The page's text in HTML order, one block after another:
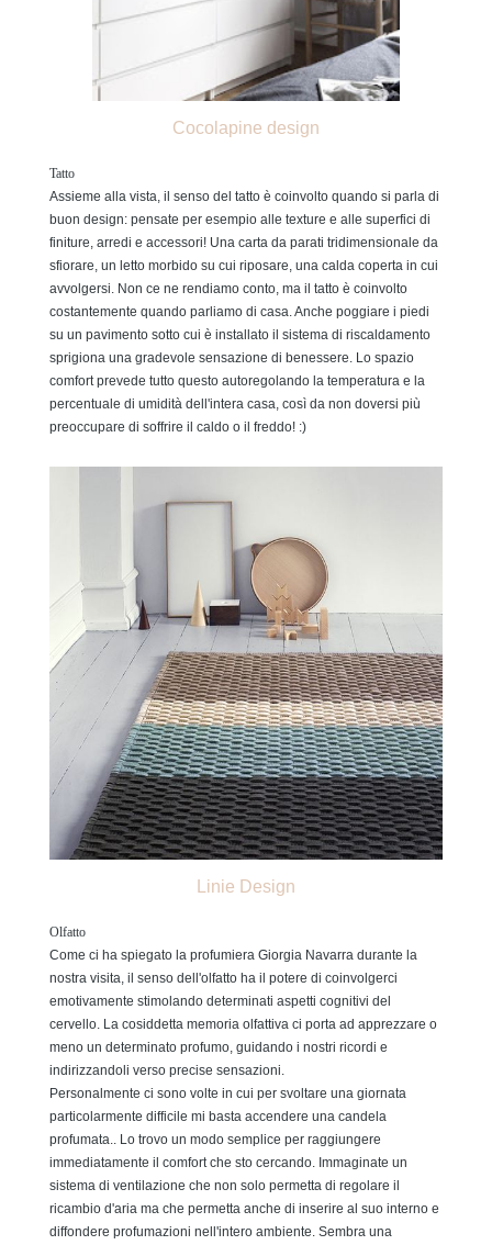
Cocolapine design
Tatto
Assieme alla vista, il senso del tatto è coinvolto quando si parla di
buon design: pensate per esempio alle texture e alle superfici di
finiture, arredi e accessori! Una carta da parati tridimensionale da
sfiorare, un letto morbido su cui riposare, una calda coperta in cui
avvolgersi. Non ce ne rendiamo conto, ma il tatto è coinvolto
costantemente quando parliamo di casa. Anche poggiare i piedi
su un pavimento sotto cui è installato il sistema di riscaldamento
sprigiona una gradevole sensazione di benessere. Lo spazio
comfort prevede tutto questo autoregolando la temperatura e la
percentuale di umidità dell'intera casa, così da non doversi più
preoccupare di soffrire il caldo o il freddo! :)
Linie Design
Olfatto
Come ci ha spiegato la profumiera Giorgia Navarra durante la
nostra visita, il senso dell'olfatto ha il potere di coinvolgerci
emotivamente stimolando determinati aspetti cognitivi del
cervello. La cosiddetta memoria olfattiva ci porta ad apprezzare o
meno un determinato profumo, guidando i nostri ricordi e
indirizzandoli verso precise sensazioni.
Personalmente ci sono volte in cui per svoltare una giornata
particolarmente difficile mi basta accendere una candela
profumata.. Lo trovo un modo semplice per raggiungere
immediatamente il comfort che sto cercando. Immaginate un
sistema di ventilazione che non solo permetta di regolare il
ricambio d'aria ma che permetta anche di inserire al suo interno e
diffondere profumazioni nell'intero ambiente. Sembra una